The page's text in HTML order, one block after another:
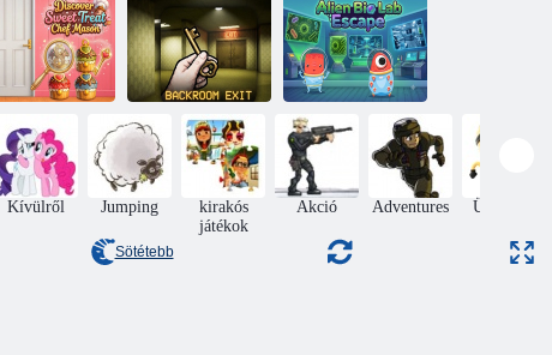
Riya gitárórára
jár
Elhagyott
babagyár
menekülés
Mercury
Research Lab
Fedezze fel a
Sweet Treat
Chef Masont
Hátsó kijárat
Alien Bio Lab
Escape
Kívülről Jumping
kirakós
játékok
Akció Adventures Ügyesség
Sötétebb